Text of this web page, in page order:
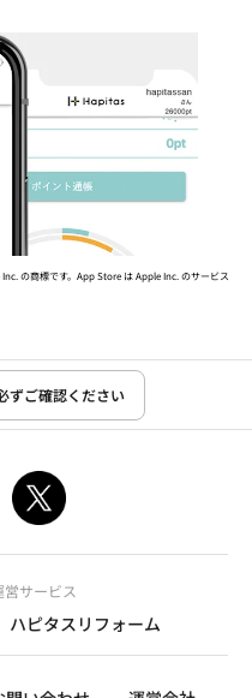
の商標です。App Store は Apple Inc. のサービス
ずご確認ください
サービス
ハピタスリフォーム